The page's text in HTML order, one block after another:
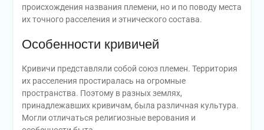
происхождения названия племени, но и по поводу места
их точного расселения и этнического состава.
Особенности кривичей
Кривичи представляли собой союз племен. Территория
их расселения простиралась на огромные
пространства. Поэтому в разных землях,
принадлежавших кривичам, была различная культура.
Могли отличаться религиозные верования и